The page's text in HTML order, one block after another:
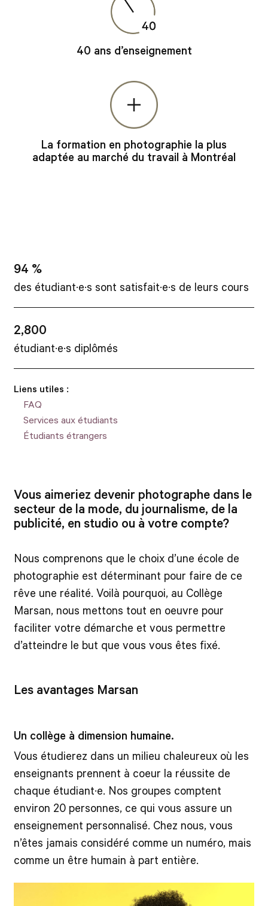
40 ans d’enseignement
La formation en photographie la plus
adaptée au marché du travail à Montréal
94 %
des étudiant·e·s sont satisfait·e·s de leurs cours
2,800
étudiant·e·s diplômés
Liens utiles :
FAQ
Services aux étudiants
Étudiants étrangers
Vous aimeriez devenir photographe dans le
secteur de la mode, du journalisme, de la
publicité, en studio ou à votre compte?
Nous comprenons que le choix d’une école de
photographie est déterminant pour faire de ce
rêve une réalité. Voilà pourquoi, au Collège
Marsan, nous mettons tout en oeuvre pour
faciliter votre démarche et vous permettre
d’atteindre le but que vous vous êtes fixé.
Les avantages Marsan
Un collège à dimension humaine.
Vous étudierez dans un milieu chaleureux où les
enseignants prennent à coeur la réussite de
chaque étudiant·e. Nos groupes comptent
environ 20 personnes, ce qui vous assure un
enseignement personnalisé. Chez nous, vous
n’êtes jamais considéré comme un numéro, mais
comme un être humain à part entière.